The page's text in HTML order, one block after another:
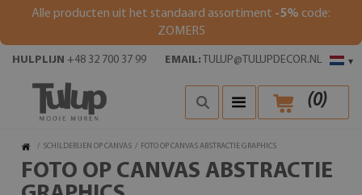
Alle producten uit het standaard assortiment -5% code:
ZOMER5
▾
HULPLIJN +48 32 700 37 99 EMAIL: TULUP@TULUPDECOR.NL
(0)
/ SCHILDERIJEN OP CANVAS / FOTO OP CANVAS ABSTRACTIE GRAPHICS
FOTO OP CANVAS ABSTRACTIE